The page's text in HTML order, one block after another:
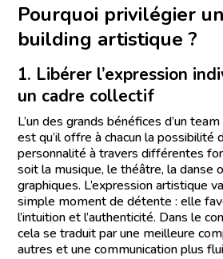
Pourquoi privilégier
building artistique ?
1. Libérer l’expression
un cadre collectif
L’un des grands bénéfices d’un
est qu’il offre à chacun la possibilité
personnalité à travers différentes
soit la musique, le théâtre, la danse
graphiques. L’expression artistique
simple moment de détente : elle
l’intuition et l’authenticité. Dans le
cela se traduit par une meilleure
autres et une communication plus